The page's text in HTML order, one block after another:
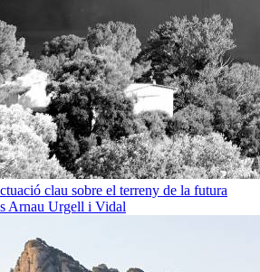
clau sobre el terreny de la futura
Arnau Urgell i Vidal